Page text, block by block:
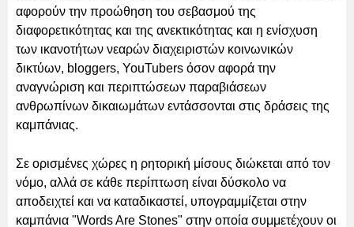
αφορούν την προώθηση του σεβασμού της
διαφορετικότητας και της ανεκτικότητας και η ενίσχυση
των ικανοτήτων νεαρών διαχειριστών κοινωνικών
δικτύων, bloggers, YouTubers όσον αφορά την
αναγνώριση και περιπτώσεων παραβιάσεων
ανθρωπίνων δικαιωμάτων εντάσσονται στις δράσεις της
καμπάνιας.
Σε ορισμένες χώρες η ρητορική μίσους διώκεται από τον
νόμο, αλλά σε κάθε περίπτωση είναι δύσκολο να
αποδειχτεί και να καταδικαστεί, υπογραμμίζεται στην
καμπάνια "Words Are Stones" στην οποία συμμετέχουν οι